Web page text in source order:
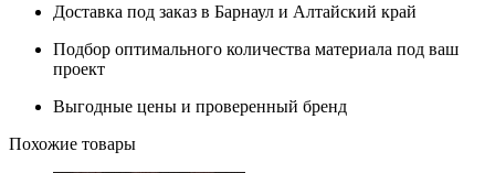
Доставка под заказ в Барнаул и Алтайский край
Подбор оптимального количества материала под ваш
проект
Выгодные цены и проверенный бренд
Похожие товары